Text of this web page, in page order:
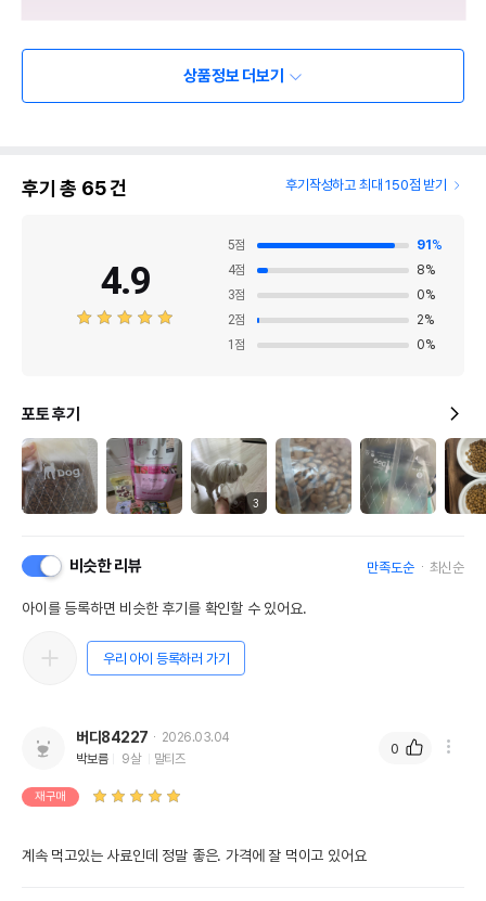
상품정보 더보기
후기 총 65건 후기작성하고 최대 150점 받기
4.9
5점 91 %
4점 8%
3점 0%
2점 2%
1 점 0%
포토 후기
3
비슷한 리뷰 만족도순 최신순
아이를 등록하면 비슷한 후기를 확인할 수 있어요.
우리 아이 등록하러 가기
버디84227
2026.03.04
박보름
9살 말티즈
재구매
계속 먹고있는 사료인데 정말 좋은. 가격에 잘 먹이고 있어요
0